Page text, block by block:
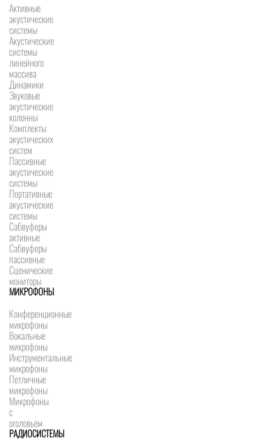
Активные
акустические
системы
Акустические
системы
линейного
массива
Динамики
Звуковые
акустические
колонны
Комплекты
акустических
систем
Пассивные
акустические
системы
Портативные
акустические
системы
Сабвуферы
активные
Сабвуферы
пассивные
Сценические
мониторы
МИКРОФОНЫ
Конференционные
микрофоны
Вокальные
микрофоны
Инструментальные
микрофоны
Петличные
микрофоны
Микрофоны
с
оголовьем
РАДИОСИСТЕМЫ